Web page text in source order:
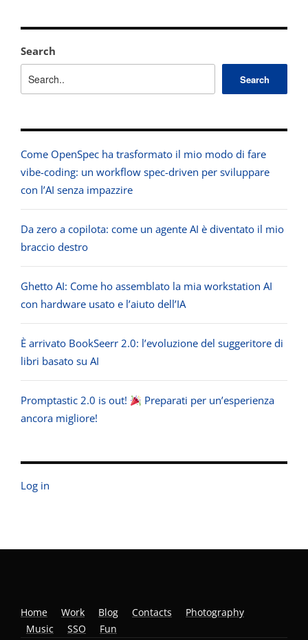
Search
Search
Come OpenSpec ha trasformato il mio modo di fare
vibe-coding: un workflow spec-driven per sviluppare
con l’AI senza impazzire
Da zero a copilota: come un agente AI è diventato il mio
braccio destro
Ghetto AI: Come ho assemblato la mia workstation AI
con hardware usato e l’aiuto dell’IA
È arrivato BookSeerr 2.0: l’evoluzione del suggeritore di
libri basato su AI
Promptastic 2.0 is out!
Preparati per un’esperienza
ancora migliore!
Log in
Home Work Blog Contacts
Photography
Music
SSO Fun